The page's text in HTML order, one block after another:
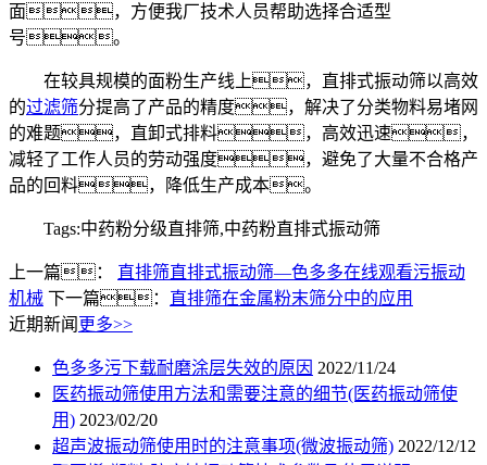
面，方便我厂技术人员帮助选择合适型
号。
在较具规模的面粉生产线上，直排式振动筛以高效
的过滤筛分提高了产品的精度，解决了分类物料易堵网
的难题，直卸式排料，高效迅速，
减轻了工作人员的劳动强度，避免了大量不合格产
品的回料，降低生产成本。
Tags:中药粉分级直排筛,中药粉直排式振动筛
上一篇： 直排筛直排式振动筛—色多多在线观看污振动
机械 下一篇： 直排筛在金属粉末筛分中的应用
近期新闻 更多>>
色多多污下载耐磨涂层失效的原因 2022/11/24
医药振动筛使用方法和需要注意的细节(医药振动筛使
用) 2023/02/20
超声波振动筛使用时的注意事项(微波振动筛) 2022/12/12